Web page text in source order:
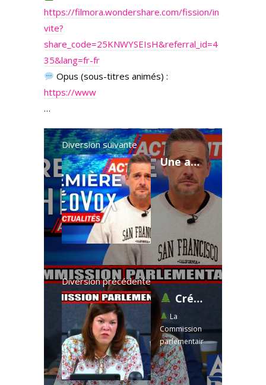
https://filmora.wondershare.com/fission/in
vite?
share_code=25KNWYSEIsH&referral_id=4
35&lang=fr-fr
Opus (sous-titres animés) :
https://www
…
Diversion suivante
Une autre annonce importante
Diversion précédente
Crédits forêt 2026 : l'industrie sacrifiée par la CAQ?
La
Commission
parlementair
e sur les
crédits du
volet Forêt